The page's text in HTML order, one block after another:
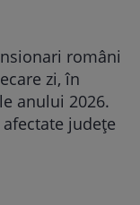
români
zi, în
anului 2026.
județe